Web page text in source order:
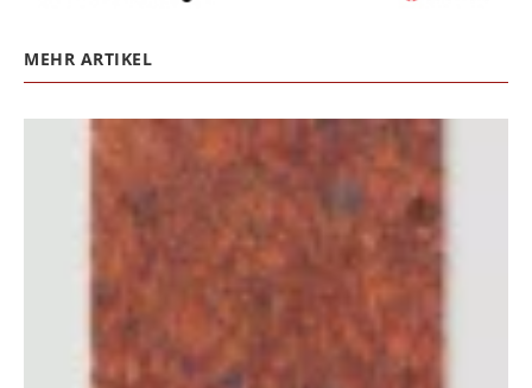
MEHR ARTIKEL